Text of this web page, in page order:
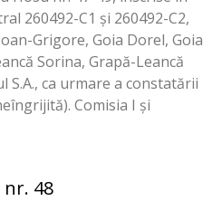
260492-C1 și 260492-C2,
Grigore, Goia Dorel, Goia
Sorina, Grapă-Leancă
S.A., ca urmare a constatării
Comisia I și
48